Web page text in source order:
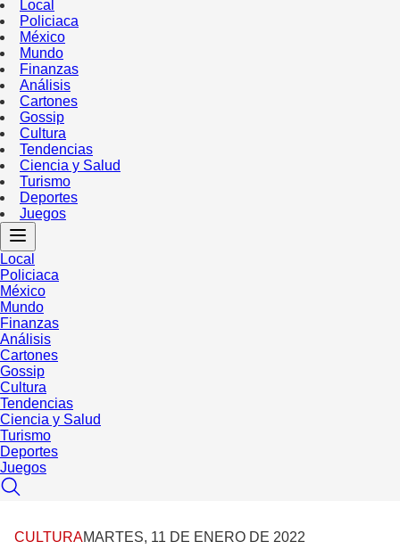
Local
Policiaca
México
Mundo
Finanzas
Análisis
Cartones
Gossip
Cultura
Tendencias
Ciencia y Salud
Turismo
Deportes
Juegos
Local
Policiaca
México
Mundo
Finanzas
Análisis
Cartones
Gossip
Cultura
Tendencias
Ciencia y Salud
Turismo
Deportes
Juegos
CULTURAMARTES, 11 DE ENERO DE 2022